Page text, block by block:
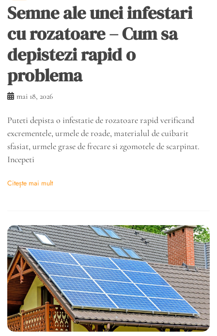
Semne ale unei infestari
cu rozatoare – Cum sa
depistezi rapid o
problema
mai 18, 2026
Puteti depista o infestatie de rozatoare rapid verificand
excrementele, urmele de roade, materialul de cuibarit
sfasiat, urmele grase de frecare si zgomotele de scarpinat.
Incepeti
Citește mai mult